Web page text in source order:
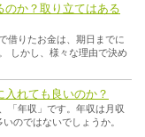
のか？取り立てはある
借りたお金は、期日までに
しかし、様々な理由で決め
入れても良いのか？
「年収」です。年収は月収
のではないでしょうか。